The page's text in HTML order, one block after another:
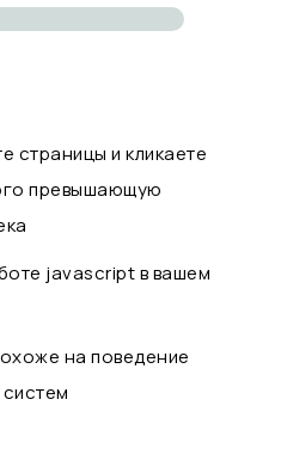
страницы и кликаете
превышающую
javascript в вашем
на поведение